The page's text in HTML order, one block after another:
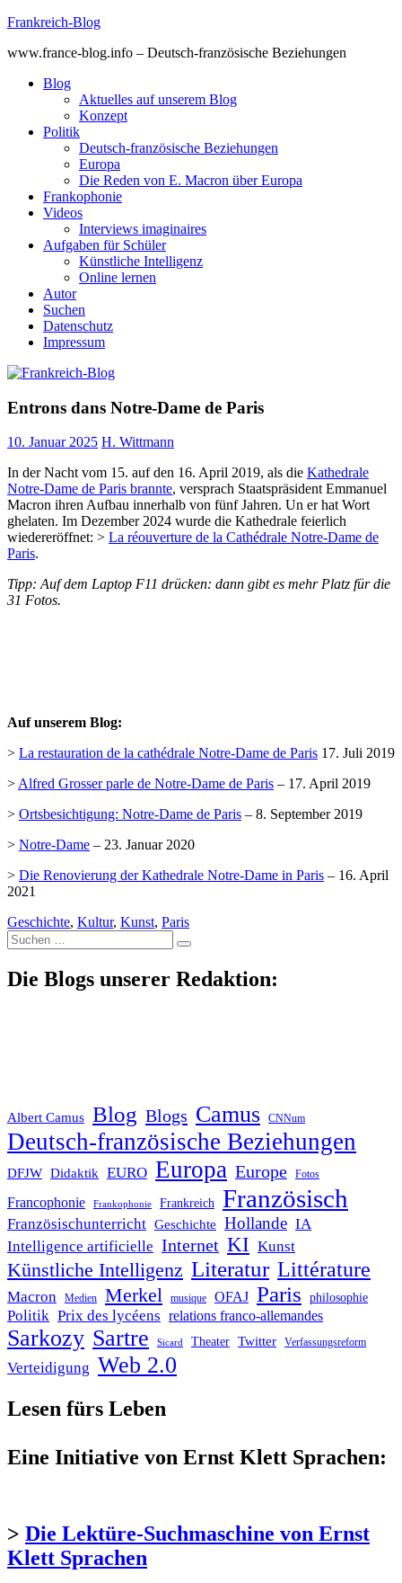
Skip
content
Frankreich-Blog
www.france-blog.info – Deutsch-französische Beziehungen
Blog
Aktuelles auf unserem Blog
Konzept
Politik
Deutsch-französische Beziehungen
Europa
Die Reden von E. Macron über Europa
Frankophonie
Videos
Interviews imaginaires
Aufgaben für Schüler
Künstliche Intelligenz
Online lernen
Autor
Suchen
Datenschutz
Impressum
Entrons dans Notre-Dame de Paris
10. Januar 2025 H. Wittmann
In der Nacht vom 15. auf den 16. April 2019, als die Kathedrale
Notre-Dame de Paris brannte, versprach Staatspräsident Emmanuel
Macron ihren Aufbau innerhalb von fünf Jahren. Un er hat Wort
ghelaten. Im Dezember 2024 wurde die Kathedrale feierlich
wiedereröffnet: > La réouverture de la Cathédrale Notre-Dame de
Paris.
Tipp: Auf dem Laptop F11 drücken: dann gibt es mehr Platz für die
31 Fotos.
Auf unserem Blog:
> La restauration de la cathédrale Notre-Dame de Paris 17. Juli 2019
>Alfred Grosser parle de Notre-Dame de Paris – 17. April 2019
> Ortsbesichtigung: Notre-Dame de Paris – 8. September 2019
> Notre-Dame – 23. Januar 2020
> Die Renovierung der Kathedrale Notre-Dame in Paris – 16. April
2021
Geschichte, Kultur, Kunst, Paris
Suche
nach:
Die Blogs unserer Redaktion:
Albert Camus Blog Blogs Camus CNNum
Deutsch-französische Beziehungen
DFJW Didaktik EURO Europa Europe Fotos
Francophonie Frankophonie Frankreich Französisch
Französischunterricht Geschichte Hollande IA
Intelligence artificielle Internet KI Kunst
Künstliche Intelligenz Literatur Littérature
Macron Medien Merkel musique OFAJ Paris philosophie
Politik Prix des lycéens relations franco-allemandes
Sarkozy Sartre Sicard Theater Twitter Verfassungsreform
Verteidigung Web 2.0
Lesen fürs Leben
Eine Initiative von Ernst Klett Sprachen:
> Die Lektüre-Suchmaschine von Ernst
Klett Sprachen